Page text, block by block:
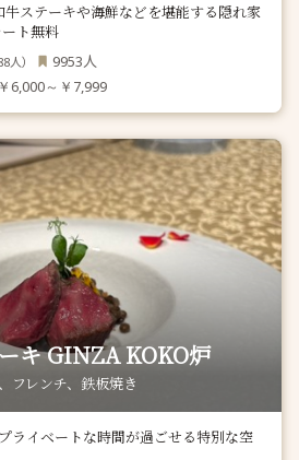
牛ステーキや海鮮などを堪能する隠れ家
ト無料
人） 9953人
￥6,000～￥7,999
キ GINZA KOKO炉
フレンチ、鉄板焼き
ライベートな時間が過ごせる特別な空